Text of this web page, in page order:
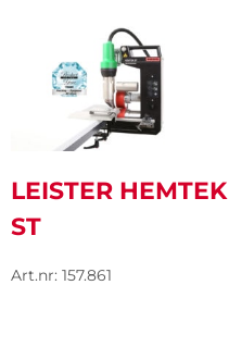
LEISTER HEMTEK
ST
Art.nr: 157.861